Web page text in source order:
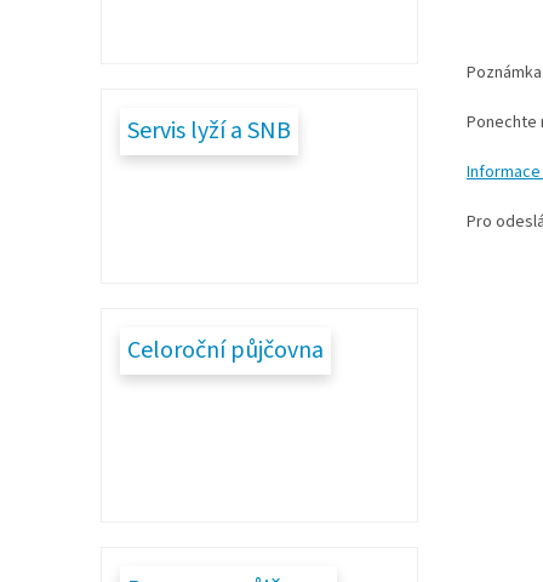
Servis lyží a SNB
Celoroční půjčovna
Poznámka
Ponechte
Pro